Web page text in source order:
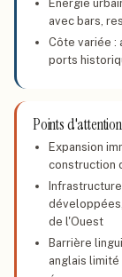
Énergie
avec bars,
Côte variée :
ports
Points d'attention
Expansion
construction
de l'Ouest
Barrière
anglais